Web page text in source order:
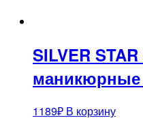
SILVER
1189₽ В корзину